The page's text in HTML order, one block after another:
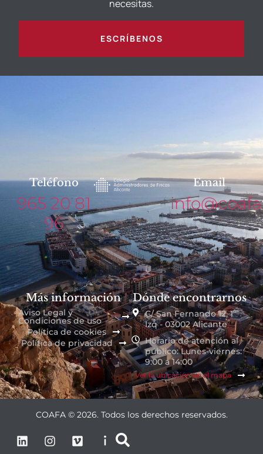
necesitas.
ESCRÍBENOS
Teléfono
965 20 81
96
Email
Más información
Aviso Legal y
Condiciones de uso
Política de cookies
Política de privacidad
Dónde encontrarnos
C/ San Fernando 12, 1º
Izq - 03002 Alicante
Horario de atención al
público: Lunes-viernes:
9:00 a 14:00
Ver la ubicación en el mapa
COAFA © 2026. Todos los derechos reservados.